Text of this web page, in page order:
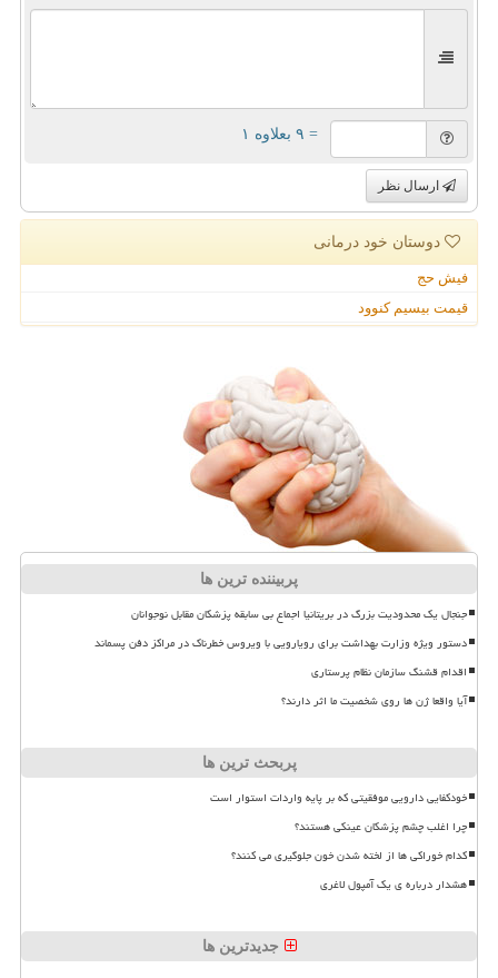
= ۹ بعلاوه ۱
ارسال نظر
دوستان خود درمانی
فیش حج
قیمت بیسیم کنوود
پربیننده ترین ها
جنجال یک محدودیت بزرگ در بریتانیا اجماع بی سابقه پزشکان مقابل نوجوانان
دستور ویژه وزارت بهداشت برای رویارویی با ویروس خطرناک در مراکز دفن پسماند
اقدام قشنگ سازمان نظام پرستاری
آیا واقعا ژن ها روی شخصیت ما اثر دارند؟
پربحث ترین ها
خودکفایی دارویی موفقیتی که بر پایه واردات استوار است
چرا اغلب چشم پزشکان عینکی هستند؟
کدام خوراکی ها از لخته شدن خون جلوگیری می کنند؟
هشدار درباره ی یک آمپول لاغری
جدیدترین ها